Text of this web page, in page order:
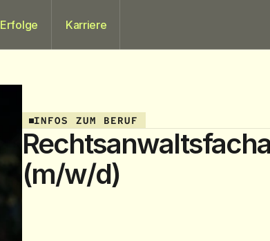
Erfolge Karriere
INFOS ZUM BERUF
(m/w/d)